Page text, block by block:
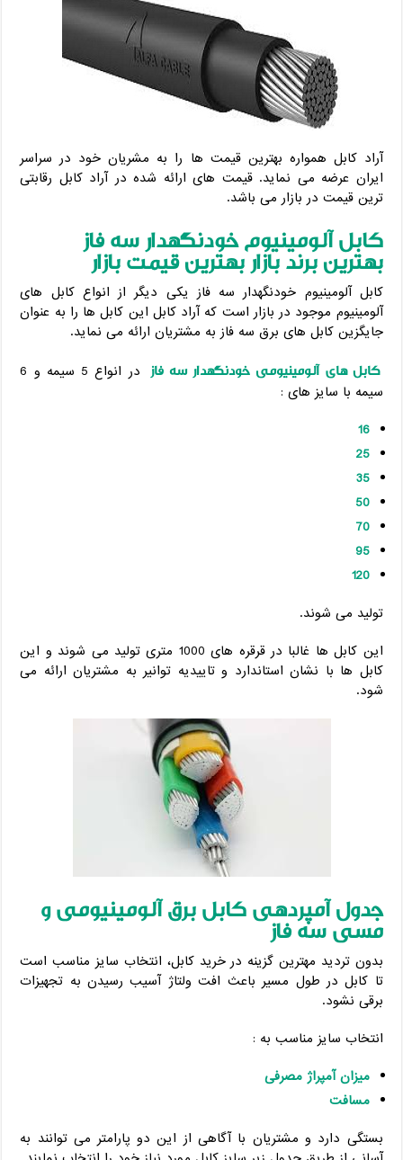
آراد کابل همواره بهترین قیمت ها را به مشریان خود در سراسر
ایران عرضه می نماید. قیمت های ارائه شده در آراد کابل رقابتی
ترین قیمت در بازار می باشد.
کابل آلومینیوم خودنگهدار سه فاز
بهترین برند بازار بهترین قیمت بازار
کابل آلومینیوم خودنگهدار سه فاز یکی دیگر از انواع کابل های
آلومینیوم موجود در بازار است که آراد کابل این کابل ها را به عنوان
جایگزین کابل های برق سه فاز به مشتریان ارائه می نماید.
کابل های آلومینیومی خودنگهدار سه فاز
در انواع 5 سیمه و 6
سیمه با سایز های :
16
25
35
50
70
95
120
تولید می شوند.
این کابل ها غالبا در قرقره های 1000 متری تولید می شوند و این
کابل ها با نشان استاندارد و تاییدیه توانیر به مشتریان ارائه می
شود.
جدول آمپردهی کابل برق آلومینیومی و
مسی سه فاز
بدون تردید مهترین گزینه در خرید کابل، انتخاب سایز مناسب است
تا کابل در طول مسیر باعث افت ولتاژ آسیب رسیدن به تجهیزات
برقی نشود.
انتخاب سایز مناسب به :
میزان آمپراژ مصرفی
مسافت
بستگی دارد و مشتریان با آگاهی از این دو پارامتر می توانند به